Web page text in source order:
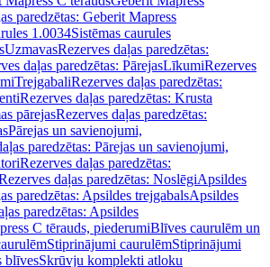
paredzētas: Geberit Mapress
1.0034Sistēmas caurules
UzmavasRezerves daļas paredzētas:
daļas paredzētas: PārejasLīkumiRezerves
TrejgabaliRezerves daļas paredzētas:
Rezerves daļas paredzētas: Krusta
pārejasRezerves daļas paredzētas:
Pārejas un savienojumi,
paredzētas: Pārejas un savienojumi,
Rezerves daļas paredzētas:
daļas paredzētas: NoslēgiApsildes
paredzētas: Apsildes trejgabalsApsildes
paredzētas: Apsildes
C tērauds, piederumiBlīves caurulēm un
Stiprinājumi caurulēmStiprinājumi
blīvesSkrūvju komplekti atloku